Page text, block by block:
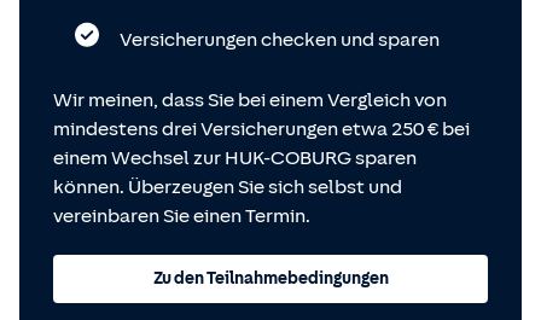
Versicherungen checken und sparen
Wir meinen, dass Sie bei einem Vergleich von
mindestens drei Versicherungen etwa 250 € bei
einem Wechsel zur HUK-COBURG sparen
können. Überzeugen Sie sich selbst und
vereinbaren Sie einen Termin.
Zu den Teilnahmebedingungen